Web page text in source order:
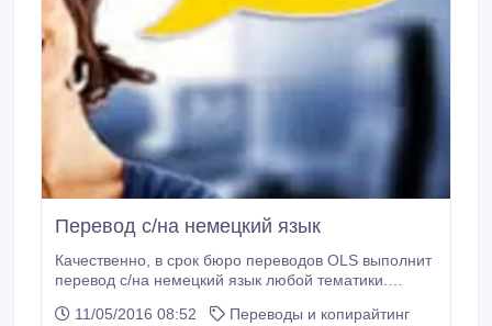
Перевод с/на немецкий язык
Качественно, в срок бюро переводов OLS выполнит
перевод с/на немецкий язык любой тематики.
нашими опытными и квалифицированными
11/05/2016 08:52
Переводы и копирайтинг